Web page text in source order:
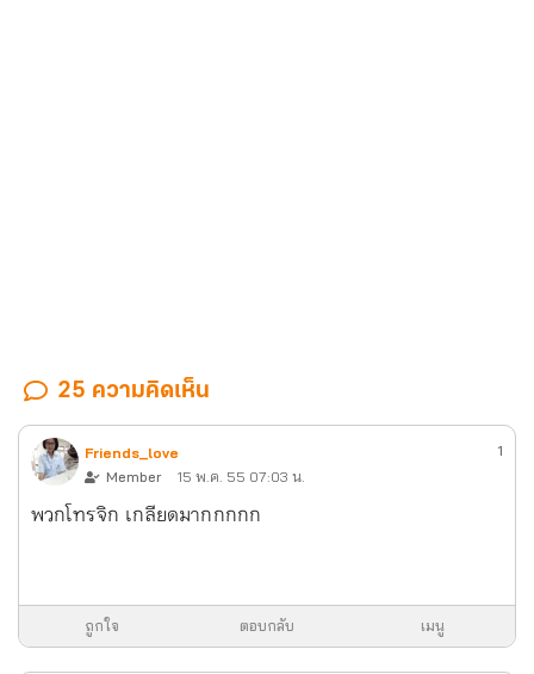
25 ความคิดเห็น
Friends_love
Member
15 พ.ค. 55 07:03 น.
1
พวกโทรจิก เกลียดมากกกกก
ถูกใจ ตอบกลับ เมนู